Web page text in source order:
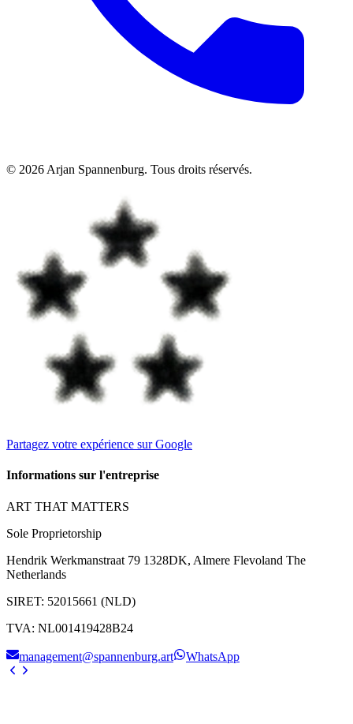
© 2026 Arjan Spannenburg. Tous droits réservés.
Partagez votre expérience sur Google
Informations sur l'entreprise
ART THAT MATTERS
Sole Proprietorship
Hendrik Werkmanstraat 79 1328DK, Almere Flevoland The
Netherlands
SIRET: 52015661 (NLD)
TVA: NL001419428B24
management@spannenburg.art WhatsApp